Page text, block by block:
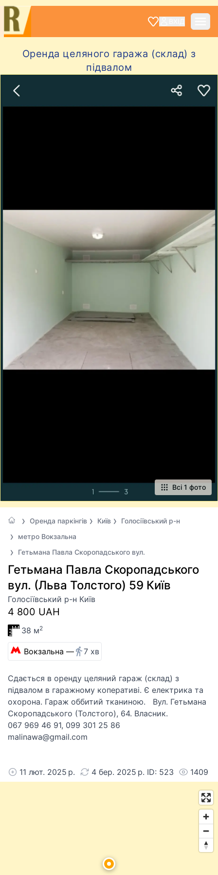
Оренда целяного гаража (склад) з
підвалом
Всі 1 фото
Оренда паркінгів Київ
Голосіївський р-н
метро Вокзальна
Гетьмана Павла Скоропадського вул.
Гетьмана Павла Скоропадського
вул. (Льва Толстого) 59 Київ
Голосіївський р-н Київ
4 800 UAH
38 м2
Вокзальна — 7 хв
Сдається в оренду целяний гараж (склад) з
підвалом в гаражному коперативі. Є електрика та
охорона. Гараж оббитий тканиною. Вул. Гетьмана
Скоропадського (Толстого), 64. Власник.
067 969 46 91, 099 301 25 86
malinawa@gmail.com
11 лют. 2025 р. 4 бер. 2025 р. ID: 523 1409